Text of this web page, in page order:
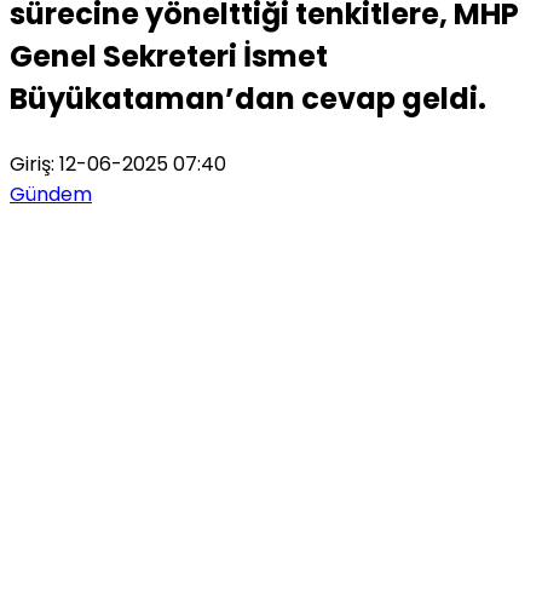
sürecine yönelttiği tenkitlere, MHP
Genel Sekreteri İsmet
Büyükataman’dan cevap geldi.
Giriş: 12-06-2025 07:40
Gündem